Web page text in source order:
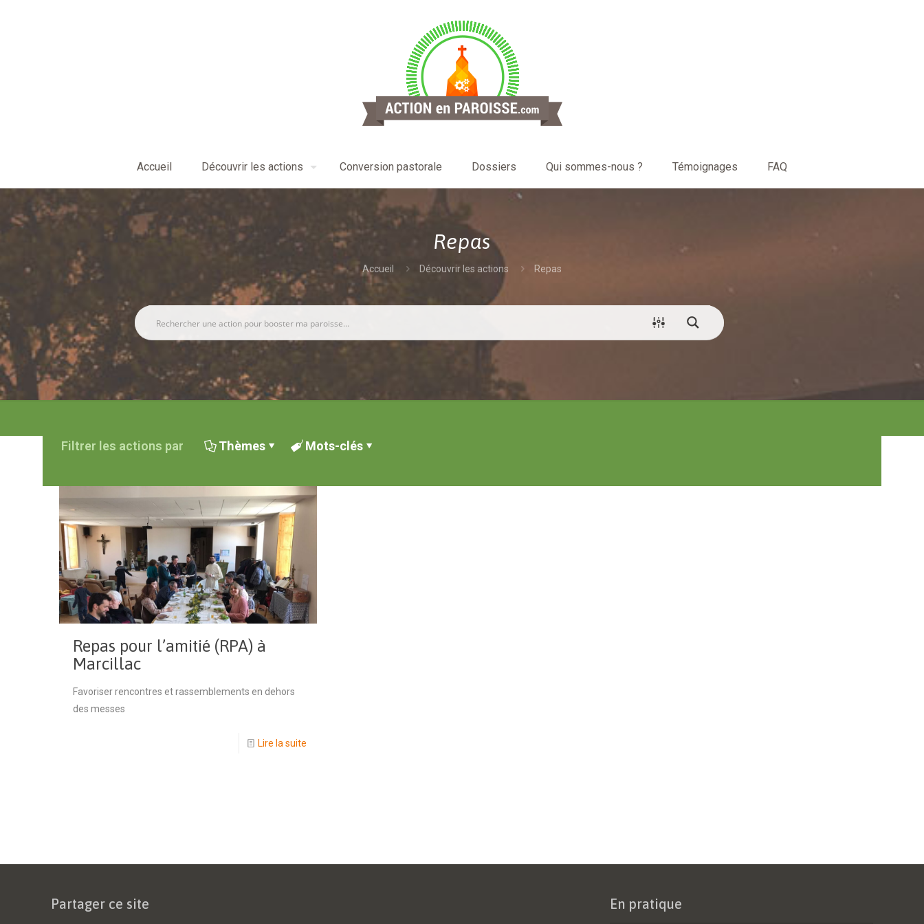
Accueil Découvrir les actions Conversion pastorale Dossiers Qui sommes-nous ? Témoignages FAQ
Repas
Accueil Découvrir les actions Repas
Filtrer les actions par Thèmes Mots-clés
Repas pour l’amitié (RPA) à
Marcillac
Favoriser rencontres et rassemblements en dehors
des messes
Lire la suite
Partager ce site En pratique